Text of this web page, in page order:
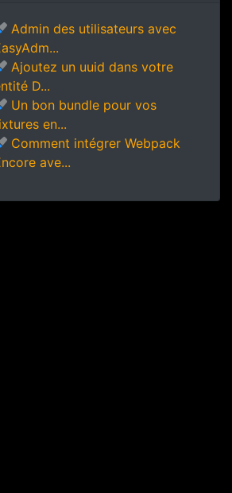
Admin des utilisateurs avec
Ajoutez un uuid dans votre
D...
Un bon bundle pour vos
en...
Comment intégrer Webpack
ave...